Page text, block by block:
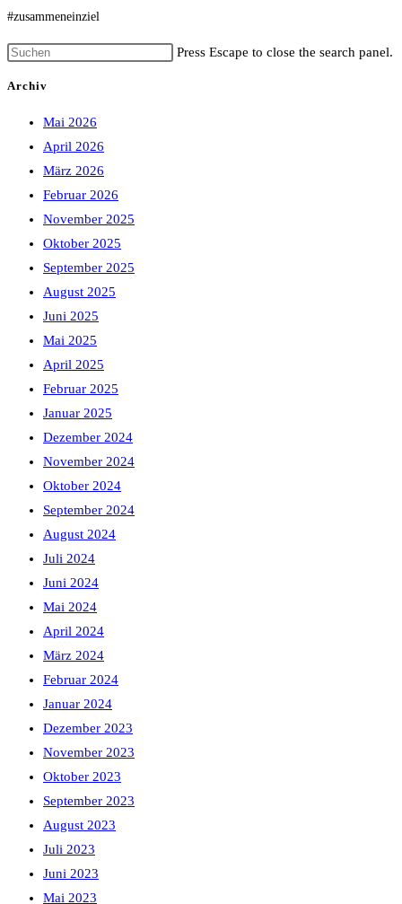
#zusammeneinziel
Press Escape to close the search panel.
Archiv
Mai 2026
April 2026
März 2026
Februar 2026
November 2025
Oktober 2025
September 2025
August 2025
Juni 2025
Mai 2025
April 2025
Februar 2025
Januar 2025
Dezember 2024
November 2024
Oktober 2024
September 2024
August 2024
Juli 2024
Juni 2024
Mai 2024
April 2024
März 2024
Februar 2024
Januar 2024
Dezember 2023
November 2023
Oktober 2023
September 2023
August 2023
Juli 2023
Juni 2023
Mai 2023